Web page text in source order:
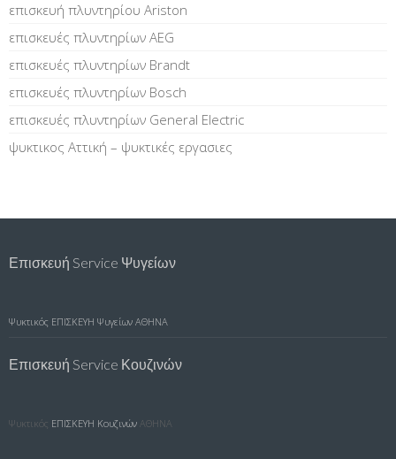
επισκευή πλυντηρίου Ariston
επισκευές πλυντηρίων AEG
επισκευές πλυντηρίων Brandt
επισκευές πλυντηρίων Bosch
επισκευές πλυντηρίων General Electric
ψυκτικος Αττική – ψυκτικές εργασιες
Επισκευή Service Ψυγείων
Ψυκτικός ΕΠΙΣΚΕΥΗ Ψυγείων ΑΘΗΝΑ
Επισκευή Service Κουζινών
Ψυκτικός ΕΠΙΣΚΕΥΗ Κουζινών ΑΘΗΝΑ